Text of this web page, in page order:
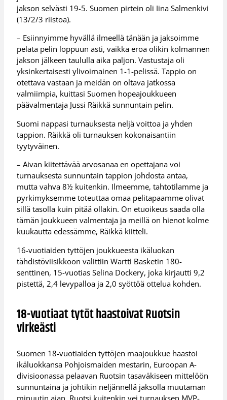
jakson selvästi 19-5. Suomen pirtein oli Iina Salmenkivi
(13/2/3 riistoa).
– Esiinnyimme hyvällä ilmeellä tänään ja jaksoimme
pelata pelin loppuun asti, vaikka eroa olikin kolmannen
jakson jälkeen taululla aika paljon. Vastustaja oli
yksinkertaisesti ylivoimainen 1-1-pelissä. Tappio on
otettava vastaan ja meidän on oltava jatkossa
valmiimpia, kuittasi Suomen hopeajoukkueen
päävalmentaja Jussi Räikkä sunnuntain pelin.
Suomi nappasi turnauksesta neljä voittoa ja yhden
tappion. Räikkä oli turnauksen kokonaisantiin
tyytyväinen.
– Aivan kiitettävää arvosanaa en opettajana voi
turnauksesta sunnuntain tappion johdosta antaa,
mutta vahva 8½ kuitenkin. Ilmeemme, tahtotilamme ja
pyrkimyksemme toteuttaa omaa pelitapaamme olivat
sillä tasolla kuin pitää ollakin. On etuoikeus saada olla
tämän joukkueen valmentaja ja meillä on hienot kolme
kuukautta edessämme, Räikkä kiitteli.
16-vuotiaiden tyttöjen joukkueesta ikäluokan
tähdistöviisikkoon valittiin Wartti Basketin 180-
senttinen, 15-vuotias Selina Dockery, joka kirjautti 9,2
pistettä, 2,4 levypalloa ja 2,0 syöttöä ottelua kohden.
18-vuotiaat tytöt haastoivat Ruotsin
virkeästi
Suomen 18-vuotiaiden tyttöjen maajoukkue haastoi
ikäluokkansa Pohjoismaiden mestarin, Euroopan A-
divisioonassa pelaavan Ruotsin tasaväkiseen mittelöön
sunnuntaina ja johtikin neljännellä jaksolla muutaman